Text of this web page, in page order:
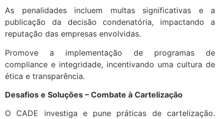
As penalidades incluem multas significativas e a
publicação da decisão condenatória, impactando a
reputação das empresas envolvidas.
Promove a implementação de programas de
compliance e integridade, incentivando uma cultura de
ética e transparência.
Desafios e Soluções – Combate à Cartelização
O CADE investiga e pune práticas de cartelização.